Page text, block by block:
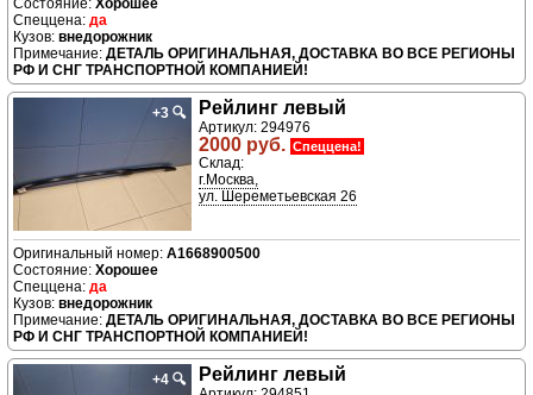
Хорошее
да
внедорожник
ДЕТАЛЬ ОРИГИНАЛЬНАЯ, ДОСТАВКА ВО ВСЕ РЕГИОНЫ
РФ И СНГ ТРАНСПОРТНОЙ КОМПАНИЕЙ!
+3 🔍 Рейлинг левый
Артикул: 294976
2000 руб. Спеццена!
Склад:
г.Москва,
ул. Шереметьевская 26
A1668900500
Хорошее
да
внедорожник
ДЕТАЛЬ ОРИГИНАЛЬНАЯ, ДОСТАВКА ВО ВСЕ РЕГИОНЫ
РФ И СНГ ТРАНСПОРТНОЙ КОМПАНИЕЙ!
+4 🔍 Рейлинг левый